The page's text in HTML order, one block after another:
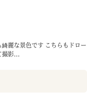
麗な景色です こちらもドロー
撮影...